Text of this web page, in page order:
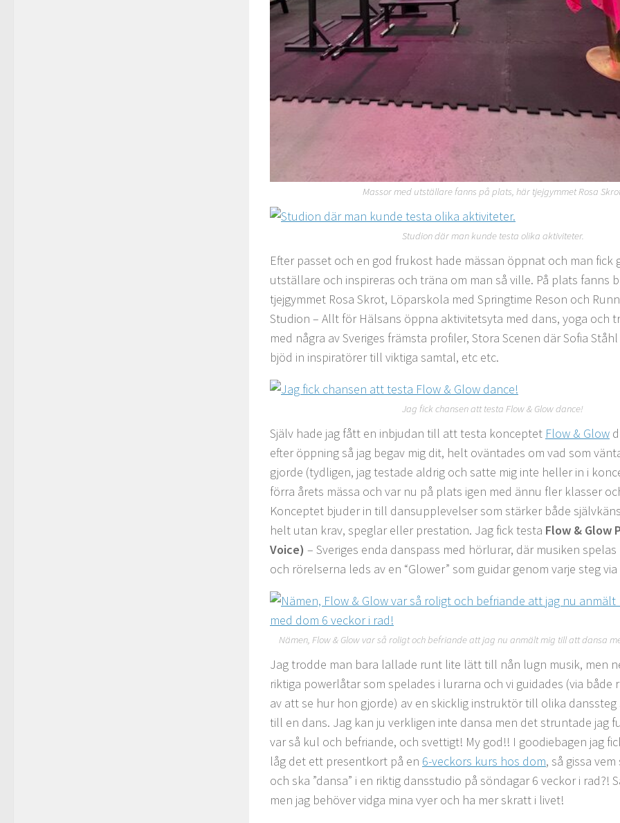
Massor med utställare fanns på plats, här tjejgymmet Rosa
Studion där man kunde testa olika aktiviteter.
Efter passet och en god frukost hade mässan öppnat och man
utställare och inspireras och träna om man så ville. På plats fanns
tjejgymmet Rosa Skrot, Löparskola med Springtime Reson och
Studion – Allt för Hälsans öppna aktivitetsyta med dans, yoga och
med några av Sveriges främsta profiler, Stora Scenen där Sofia
bjöd in inspiratörer till viktiga samtal, etc etc.
Jag fick chansen att testa Flow & Glow dance!
Själv hade jag fått en inbjudan till att testa konceptet Flow & Glow
efter öppning så jag begav mig dit, helt oväntades om vad som
gjorde (tydligen, jag testade aldrig och satte mig inte heller in i
förra årets mässa och var nu på plats igen med ännu fler klasser
Konceptet bjuder in till dansupplevelser som stärker både
helt utan krav, speglar eller prestation. Jag fick testa Flow & Glow
Voice) – Sveriges enda danspass med hörlurar, där musiken
och rörelserna leds av en “Glower” som guidar genom varje steg
Nämen, Flow & Glow var så roligt och befriande att jag nu anmält mig till att dansa
Jag trodde man bara lallade runt lite lätt till nån lugn musik, men
riktiga powerlåtar som spelades i lurarna och vi guidades (via både
av att se hur hon gjorde) av en skicklig instruktör till olika
till en dans. Jag kan ju verkligen inte dansa men det struntade jag
var så kul och befriande, och svettigt! My god!! I goodiebagen jag
låg det ett presentkort på en 6-veckors kurs hos dom, så gissa
och ska ”dansa” i en riktig dansstudio på söndagar 6 veckor i rad?!
men jag behöver vidga mina vyer och ha mer skratt i livet!